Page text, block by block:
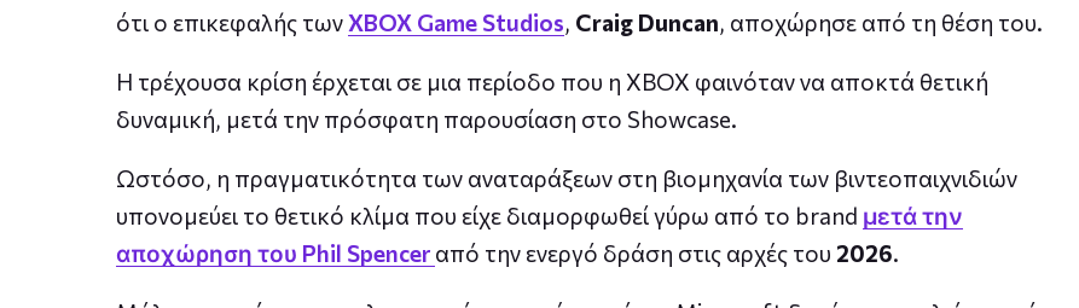
ότι ο επικεφαλής τωνXBOX Game Studios, Craig Duncan, αποχώρησε από τη θέση του.
Η τρέχουσα κρίση έρχεται σε μια περίοδο που η XBOX φαινόταν να αποκτά θετική
δυναμική, μετά την πρόσφατη παρουσίαση στο Showcase.
Ωστόσο, η πραγματικότητα των αναταράξεων στη βιομηχανία των βιντεοπαιχνιδιών
υπονομεύει το θετικό κλίμα που είχε διαμορφωθεί γύρω από το brand μετά την
αποχώρηση του Phil Spencer από την ενεργό δράση στις αρχές του 2026.